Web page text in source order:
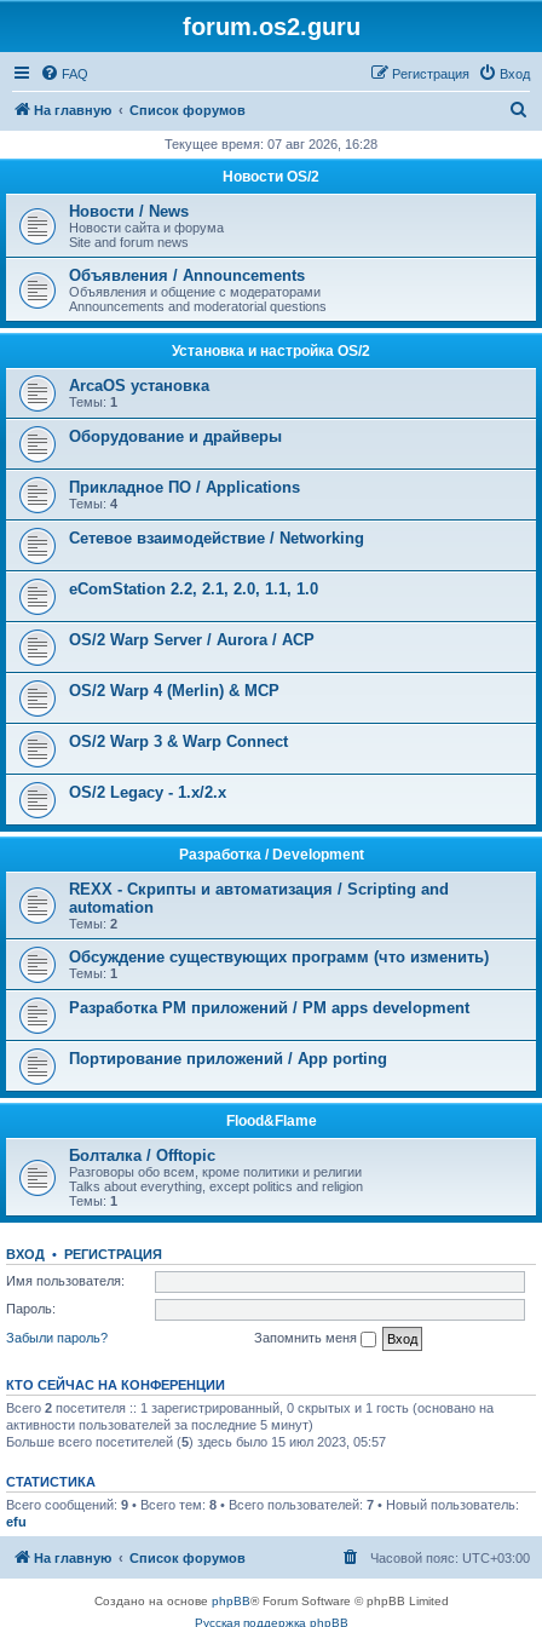
forum.os2.guru
FAQ Вход
Регистрация
На главную Список форумов
с
Текущее время: 07 авг 2026, 16:28
Новости OS/2
Новости / News
Новости сайта и форума
Site and forum news
Объявления / Announcements
Объявления и общение с модераторами
Announcements and moderatorial questions
Установка и настройка OS/2
ArcaOS установка
Темы: 1
Оборудование и драйверы
Прикладное ПО / Applications
Темы: 4
Сетевое взаимодействие / Networking
eComStation 2.2, 2.1, 2.0, 1.1, 1.0
OS/2 Warp Server / Aurora / ACP
OS/2 Warp 4 (Merlin) & MCP
OS/2 Warp 3 & Warp Connect
OS/2 Legacy - 1.x/2.x
Разработка / Development
REXX - Скрипты и автоматизация / Scripting and
automation
Темы: 2
Обсуждение существующих программ (что изменить)
Темы: 1
Разработка PM приложений / PM apps development
Портирование приложений / App porting
Flood&Flame
Болталка / Offtopic
Разговоры обо всем, кроме политики и религии
Talks about everything, except politics and religion
Темы: 1
ВХОД • РЕГИСТРАЦИЯ
Имя пользователя:
Пароль:
Забыли пароль?
Запомнить меня
КТО СЕЙЧАС НА КОНФЕРЕНЦИИ
Всего 2 посетителя :: 1 зарегистрированный, 0 скрытых и 1 гость (основано на
активности пользователей за последние 5 минут)
Больше всего посетителей (5) здесь было 15 июл 2023, 05:57
СТАТИСТИКА
Всего сообщений: 9 • Всего тем: 8 • Всего пользователей: 7 • Новый пользователь:
efu
На главную Список форумов Часовой пояс: UTC+03:00
Создано на основе phpBB® Forum Software © phpBB Limited
Русская поддержка phpBB